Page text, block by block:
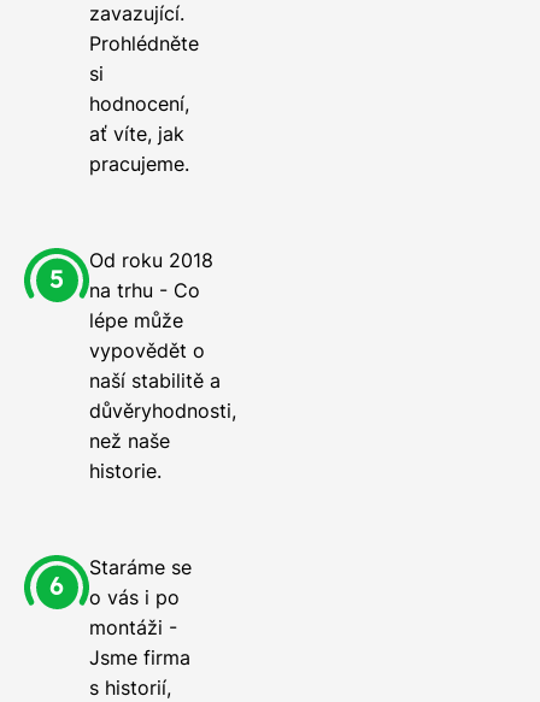
zavazující.
Prohlédněte
si
hodnocení,
ať víte, jak
pracujeme.
Od roku 2018
na trhu - Co
lépe může
vypovědět o
naší stabilitě a
důvěryhodnosti,
než naše
historie.
Staráme se
o vás i po
montáži -
Jsme firma
s historií,